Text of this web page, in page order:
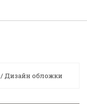
/ Дизайн обложки